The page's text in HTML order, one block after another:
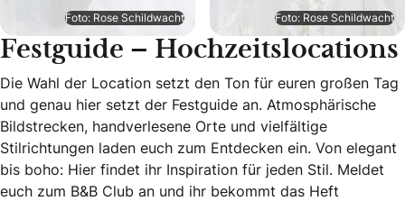
Foto: Rose Schildwacht Foto: Rose Schildwacht
Festguide – Hochzeitslocations
Die Wahl der Location setzt den Ton für euren großen Tag
und genau hier setzt der Festguide an. Atmosphärische
Bildstrecken, handverlesene Orte und vielfältige
Stilrichtungen laden euch zum Entdecken ein. Von elegant
bis boho: Hier findet ihr Inspiration für jeden Stil. Meldet
euch zum B&B Club an und ihr bekommt das Heft